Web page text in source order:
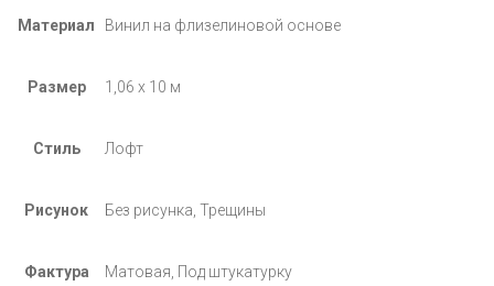
Материал Винил на флизелиновой основе
Размер 1,06 х 10 м
Стиль Лофт
Рисунок Без рисунка, Трещины
Фактура Матовая, Под штукатурку